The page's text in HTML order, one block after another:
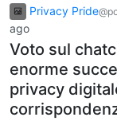
Privacy Pride
ago
Voto sul
enorme
privacy